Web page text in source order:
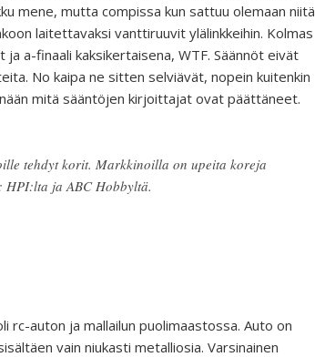
mene, mutta compissa kun sattuu olemaan niitä
laitettavaksi vanttiruuvit ylälinkkeihin. Kolmas
a-finaali kaksikertaisena, WTF. Säännöt eivät
No kaipa ne sitten selviävät, nopein kuitenkin
mitä sääntöjen kirjoittajat ovat päättäneet.
tehdyt korit. Markkinoilla on upeita koreja
HPI:lta ja ABC Hobbyltä.
rc-auton ja mallailun puolimaastossa. Auto on
vain niukasti metalliosia. Varsinainen